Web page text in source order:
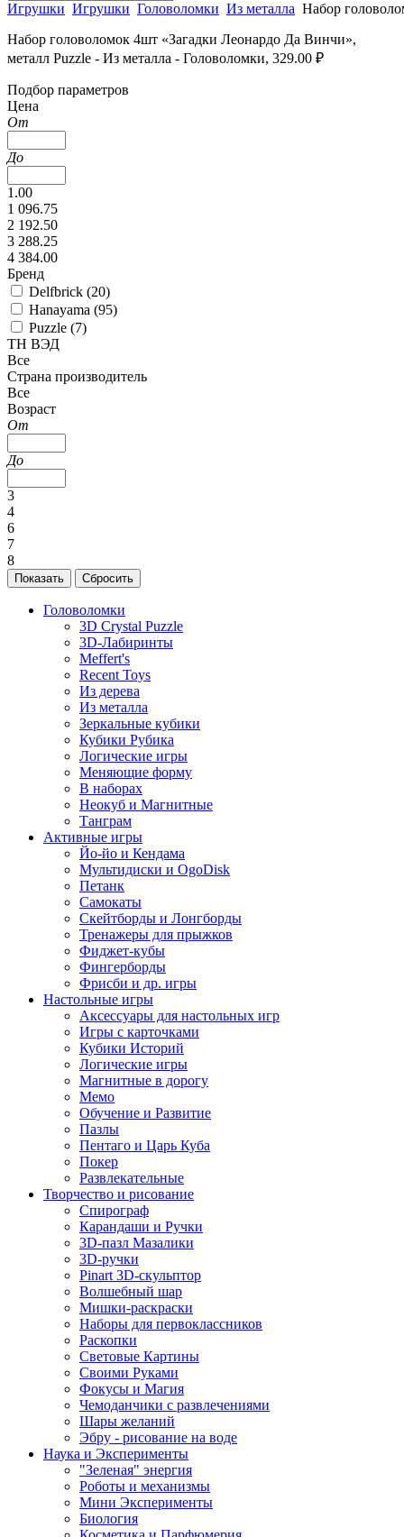
Игрушки Игрушки Головоломки Из металла Набор
Набор головоломок 4шт «Загадки Леонардо Да Винчи»,
металл Puzzle - Из металла - Головоломки, 329.00 ₽
Подбор параметров
Цена
От
До
1.00
1 096.75
2 192.50
3 288.25
4 384.00
Бренд
Delfbrick (20)
Hanayama (95)
Puzzle (7)
ТН ВЭД
Все
Страна производитель
Все
Возраст
От
До
3
4
6
7
8
Головоломки
3D Crystal Puzzle
3D-Лабиринты
Meffert's
Recent Toys
Из дерева
Из металла
Зеркальные кубики
Кубики Рубика
Логические игры
Меняющие форму
В наборах
Неокуб и Магнитные
Танграм
Активные игры
Йо-йо и Кендама
Мультидиски и OgoDisk
Петанк
Самокаты
Скейтборды и Лонгборды
Тренажеры для прыжков
Фиджет-кубы
Фингерборды
Фрисби и др. игры
Настольные игры
Аксессуары для настольных игр
Игры с карточками
Кубики Историй
Логические игры
Магнитные в дорогу
Мемо
Обучение и Развитие
Пазлы
Пентаго и Царь Куба
Покер
Развлекательные
Творчество и рисование
Спирограф
Карандаши и Ручки
3D-пазл Мазалики
3D-ручки
Pinart 3D-скульптор
Волшебный шар
Мишки-раскраски
Наборы для первоклассников
Раскопки
Световые Картины
Своими Руками
Фокусы и Магия
Чемоданчики с развлечениями
Шары желаний
Эбру - рисование на воде
Наука и Эксперименты
"Зеленая" энергия
Роботы и механизмы
Мини Эксперименты
Биология